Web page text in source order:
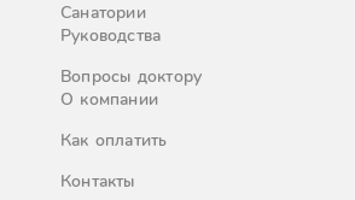
Санатории
Руководства
Вопросы доктору
О компании
Как оплатить
Контакты